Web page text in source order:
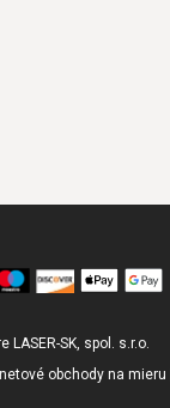
LASER-SK, spol. s.r.o.
obchody na mieru |